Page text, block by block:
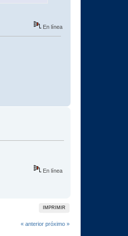
En línea
En línea
IMPRIMIR
« anterior próximo »